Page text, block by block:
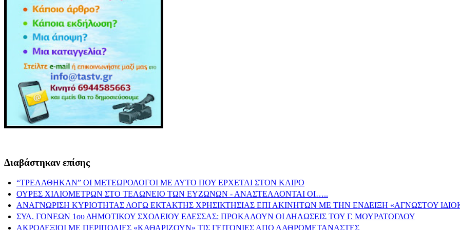
Διαβάστηκαν επίσης
“ΤΡΕΛΑΘΗΚΑΝ” ΟΙ ΜΕΤΕΩΡΟΛΟΓΟΙ ΜΕ ΑΥΤΟ ΠΟΥ ΕΡΧΕΤΑΙ ΣΤΟΝ ΚΑΙΡΟ
ΟΥΡΕΣ ΧΙΛΙΟΜΕΤΡΩΝ ΣΤΟ ΤΕΛΩΝΕΙΟ ΤΩΝ ΕΥΖΩΝΩΝ - ΑΝΑΣΤΕΛΛΟΝΤΑΙ ΟΙ…..
ΑΝΑΓΝΩΡΙΣΗ ΚΥΡΙΟΤΗΤΑΣ ΛΟΓΩ ΕΚΤΑΚΤΗΣ ΧΡΗΣΙΚΤΗΣΙΑΣ ΕΠΙ ΑΚΙΝΗΤΩΝ ΜΕ ΤΗΝ ΕΝΔΕΙΞΗ «ΑΓΝΩΣΤΟΥ
ΣΥΛ. ΓΟΝΕΩΝ 1ου ΔΗΜΟΤΙΚΟΥ ΣΧΟΛΕΙΟΥ ΕΔΕΣΣΑΣ: ΠΡΟΚΑΛΟΥΝ ΟΙ ΔΗΛΩΣΕΙΣ ΤΟΥ Γ. ΜΟΥΡΑΤΟΓΛΟΥ
ΑΚΡΟΔΕΞΙΟΙ ΜΕ ΠΕΡΙΠΟΛΙΕΣ «ΚΑΘΑΡΙΖΟΥΝ» ΤΙΣ ΓΕΙΤΟΝΙΕΣ ΑΠΟ ΛΑΘΡΟΜΕΤΑΝΑΣΤΕΣ